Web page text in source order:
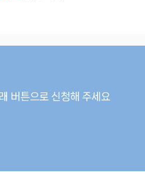
버튼으로 신청해 주세요